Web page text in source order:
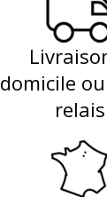
domicile
relais